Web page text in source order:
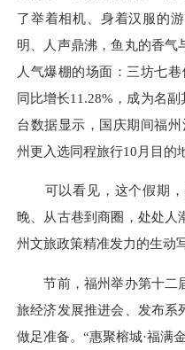
了举着相机、身着汉服的
明、人声鼎沸，鱼丸的香气
人气爆棚的场面：三坊七
同比增长11.28%，成为名
台数据显示，国庆期间福
州更入选同程旅行10月目的
可以看见，这个假期，
晚、从古巷到商圈，处处人
州文旅政策精准发力的生动
节前，福州举办第十二
旅经济发展推进会、发布系
做足准备。“惠聚榕城·福满